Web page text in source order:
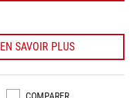
EN SAVOIR PLUS